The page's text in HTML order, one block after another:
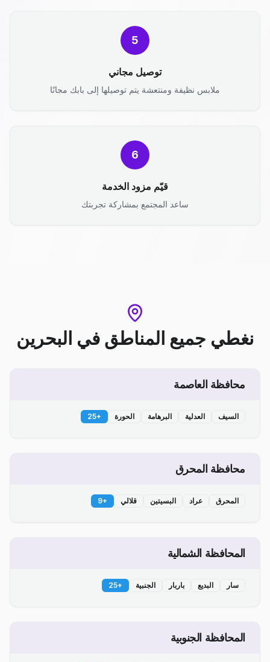
5
توصيل مجاني
ملابس نظيفة ومنتعشة يتم توصيلها إلى بابك مجانًا
6
قيّم مزود الخدمة
ساعد المجتمع بمشاركة تجربتك
نغطي جميع المناطق في البحرين
محافظة العاصمة
السيف العدلية البرهامة الحورة +
25
محافظة المحرق
المحرق عراد البسيتين قلالي +
9
المحافظة الشمالية
سار البديع باربار الجنبية +
25
المحافظة الجنوبية